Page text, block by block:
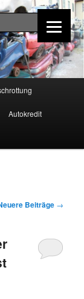
Autokredit
Beiträge →